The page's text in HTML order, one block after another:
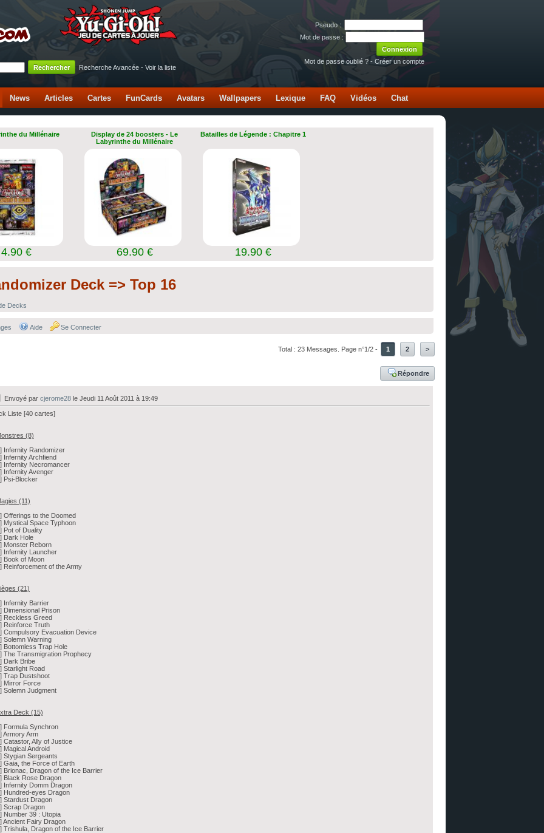
Pseudo :
Mot de passe :
Mot de passe oublié ? - Créer un compte
Recherche Avancée - Voir la liste
News Articles Cartes FunCards Avatars Wallpapers Lexique FAQ Vidéos Chat
du Millénaire
4.90 €
Display de 24 boosters - Le
Labyrinthe du Millénaire
69.90 €
Batailles de Légende : Chapitre 1
19.90 €
Deck => Top 16
Decks
Aide Se Connecter
Total : 23 Messages. Page n°1/2 - 1 2 >
Répondre
Envoyé par cjerome28 le Jeudi 11 Août 2011 à 19:49
Liste [40 cartes]
(8)
Infernity Randomizer
Infernity Archfiend
Infernity Necromancer
Infernity Avenger
Psi-Blocker
(11)
Offerings to the Doomed
Mystical Space Typhoon
Pot of Duality
Dark Hole
Monster Reborn
Infernity Launcher
Book of Moon
Reinforcement of the Army
(21)
Infernity Barrier
Dimensional Prison
Reckless Greed
Reinforce Truth
Compulsory Evacuation Device
Solemn Warning
Bottomless Trap Hole
The Transmigration Prophecy
Dark Bribe
Starlight Road
Trap Dustshoot
Mirror Force
Solemn Judgment
Deck (15)
Formula Synchron
Armory Arm
Catastor, Ally of Justice
Magical Android
Stygian Sergeants
Gaia, the Force of Earth
Brionac, Dragon of the Ice Barrier
Black Rose Dragon
Infernity Domm Dragon
Hundred-eyes Dragon
Stardust Dragon
Scrap Dragon
Number 39 : Utopia
Ancient Fairy Dragon
Trishula, Dragon of the Ice Barrier